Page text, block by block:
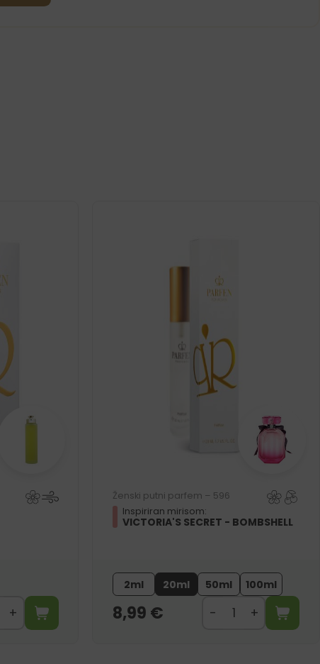
Ženski putni parfem – 596
Inspiriran mirisom:
VICTORIA'S SECRET - BOMBSHELL
2ml 20ml 50ml 100ml
8,99 €